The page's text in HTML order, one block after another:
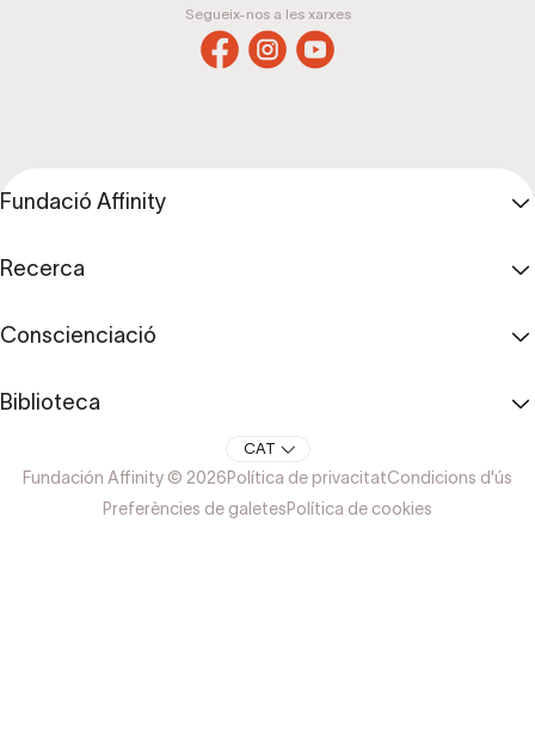
Segueix-nos a les xarxes
Fundació Affinity
Recerca
Conscienciació
Biblioteca
CAT
Fundación Affinity © 2026Política de privacitatCondicions d'ús
Preferències de galetesPolítica de cookies